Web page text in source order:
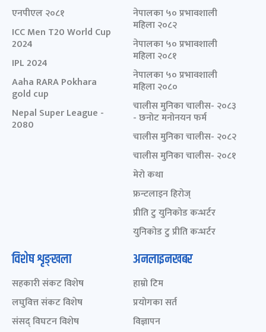
एनपीएल २०८१
ICC Men T20 World Cup
2024
IPL 2024
Aaha RARA Pokhara
gold cup
Nepal Super League -
2080
नेपालका ५० प्रभावशाली
महिला २०८२
नेपालका ५० प्रभावशाली
महिला २०८१
नेपालका ५० प्रभावशाली
महिला २०८०
चालीस मुनिका चालीस- २०८३
- छनोट मनोनयन फर्म
चालीस मुनिका चालीस- २०८२
चालीस मुनिका चालीस- २०८१
मेरो कथा
फ्रन्टलाइन हिरोज्
प्रीति टु युनिकोड कन्भर्टर
युनिकोड टु प्रीति कन्भर्टर
विशेष शृङ्खला
सहकारी संकट विशेष
लघुवित्त संकट विशेष
संसद् विघटन विशेष
अनलाइनखबर
हाम्रो टिम
प्रयोगका सर्त
विज्ञापन